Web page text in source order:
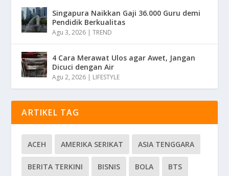
Singapura Naikkan Gaji 36.000 Guru demi
Pendidik Berkualitas
Agu 3, 2026 |TREND
4 Cara Merawat Ulos agar Awet, Jangan
Dicuci dengan Air
Agu 2, 2026 | LIFESTYLE
ARTIKEL TAG
ACEH AMERIKA SERIKAT ASIA TENGGARA
BERITA TERKINI BISNIS BOLA BTS